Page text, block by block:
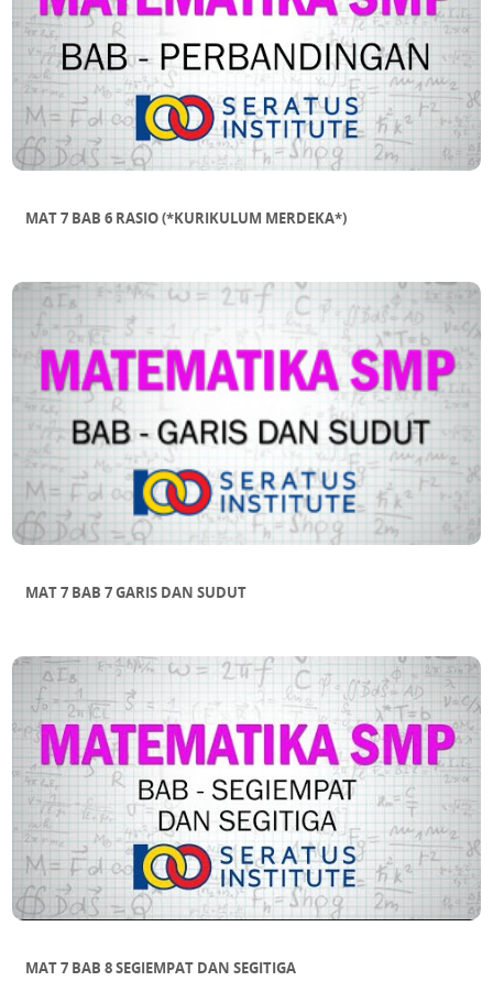
MAT 7 BAB 6 RASIO (*KURIKULUM MERDEKA*)
MAT 7 BAB 7 GARIS DAN SUDUT
MAT 7 BAB 8 SEGIEMPAT DAN SEGITIGA